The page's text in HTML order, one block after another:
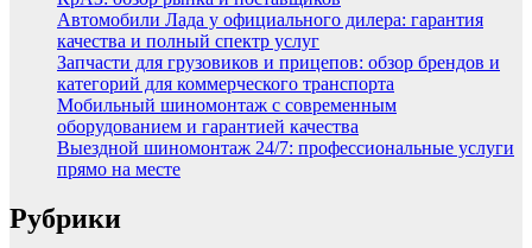
Автомобили Лада у официального дилера: гарантия
качества и полный спектр услуг
Запчасти для грузовиков и прицепов: обзор брендов и
категорий для коммерческого транспорта
Мобильный шиномонтаж с современным
оборудованием и гарантией качества
Выездной шиномонтаж 24/7: профессиональные услуги
прямо на месте
Рубрики